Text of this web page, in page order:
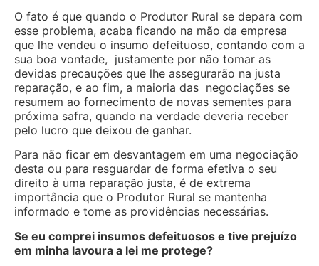
O fato é que quando o Produtor Rural se depara com
esse problema, acaba ficando na mão da empresa
que lhe vendeu o insumo defeituoso, contando com a
sua boa vontade, justamente por não tomar as
devidas precauções que lhe assegurarão na justa
reparação, e ao fim, a maioria das negociações se
resumem ao fornecimento de novas sementes para
próxima safra, quando na verdade deveria receber
pelo lucro que deixou de ganhar.
Para não ficar em desvantagem em uma negociação
desta ou para resguardar de forma efetiva o seu
direito à uma reparação justa, é de extrema
importância que o Produtor Rural se mantenha
informado e tome as providências necessárias.
Se eu comprei insumos defeituosos e tive prejuízo
em minha lavoura a lei me protege?